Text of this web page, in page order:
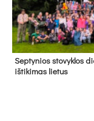
Sep­ty­nios sto­vyk­los
iš­ti­ki­mas lie­tus